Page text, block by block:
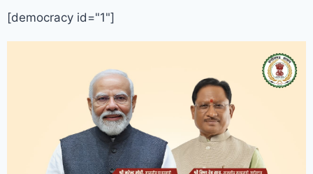
[democracy id="1"]